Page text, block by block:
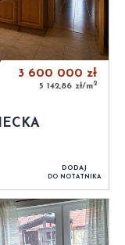
3 600 000 zł
5 142,86 zł/m2
DODAJ
DO NOTATNIKA